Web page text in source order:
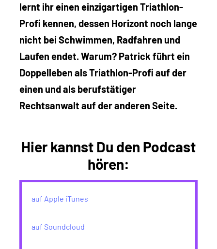
lernt ihr einen einzigartigen Triathlon-
Profi kennen, dessen Horizont noch lange
nicht bei Schwimmen, Radfahren und
Laufen endet. Warum? Patrick führt ein
Doppelleben als Triathlon-Profi auf der
einen und als berufstätiger
Rechtsanwalt auf der anderen Seite.
Hier kannst Du den Podcast
hören:
auf Apple iTunes
auf Soundcloud